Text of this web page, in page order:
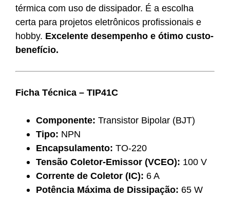
térmica com uso de dissipador. É a escolha
certa para projetos eletrônicos profissionais e
hobby. Excelente desempenho e ótimo custo-
benefício.
Ficha Técnica – TIP41C
Componente: Transistor Bipolar (BJT)
Tipo: NPN
Encapsulamento: TO-220
Tensão Coletor-Emissor (VCEO): 100 V
Corrente de Coletor (IC): 6 A
Potência Máxima de Dissipação: 65 W